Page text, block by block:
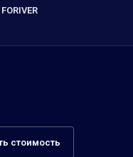
стоимость